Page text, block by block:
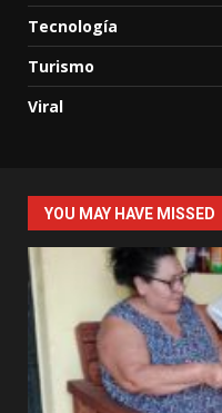
Tecnología
Turismo
Viral
YOU MAY HAVE MISSED